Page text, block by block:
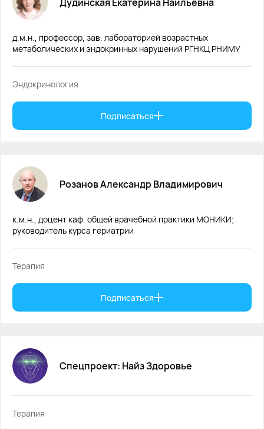
д.м.н., профессор, зав. лабораторией возрастных
метаболических и эндокринных нарушений РГНКЦ РНИМУ
Эндокринология
Подписаться
РозановАлександр Владимирович
к.м.н., доцент каф. общей врачебной практики МОНИКИ;
руководитель курса гериатрии
Терапия
Подписаться
Спецпроект: НайзЗдоровье
Терапия